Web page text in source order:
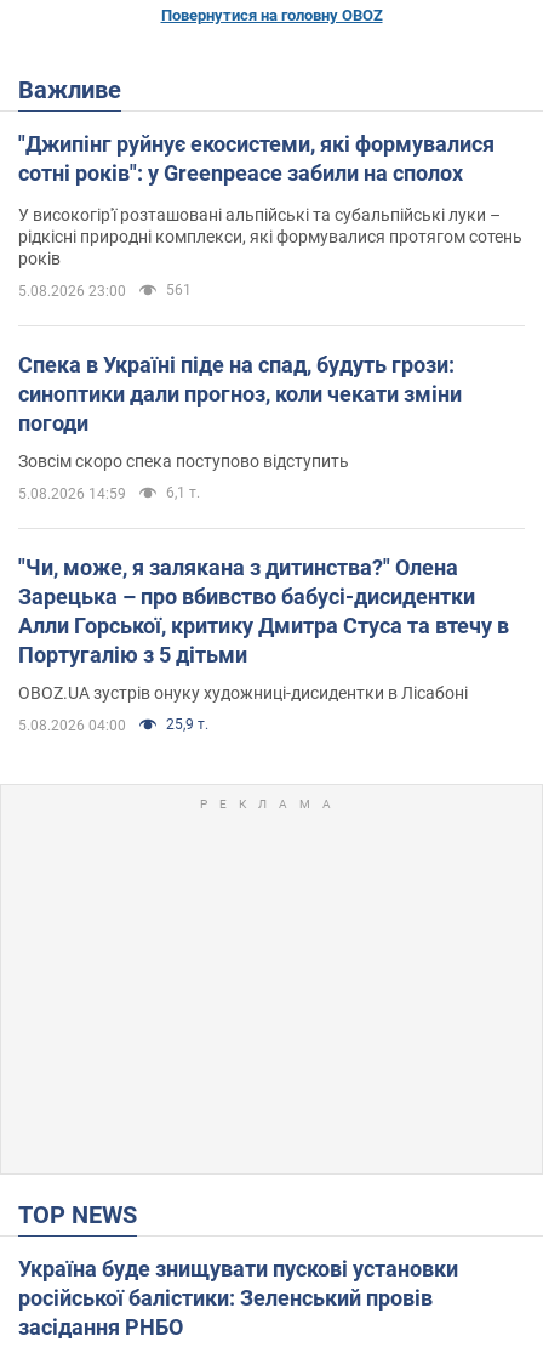
Повернутися на головну OBOZ
Важливе
"Джипінг руйнує екосистеми, які формувалися
сотні років": у Greenpeace забили на сполох
У високогір'ї розташовані альпійські та субальпійські луки –
рідкісні природні комплекси, які формувалися протягом сотень
років
5.08.2026 23:00 561
Спека в Україні піде на спад, будуть грози:
синоптики дали прогноз, коли чекати зміни
погоди
Зовсім скоро спека поступово відступить
5.08.2026 14:59 6,1 т.
"Чи, може, я залякана з дитинства?" Олена
Зарецька – про вбивство бабусі-дисидентки
Алли Горської, критику Дмитра Стуса та втечу в
Португалію з 5 дітьми
OBOZ.UA зустрів онуку художниці-дисидентки в Лісабоні
5.08.2026 04:00 25,9 т.
TOP NEWS
Україна буде знищувати пускові установки
російської балістики: Зеленський провів
засідання РНБО